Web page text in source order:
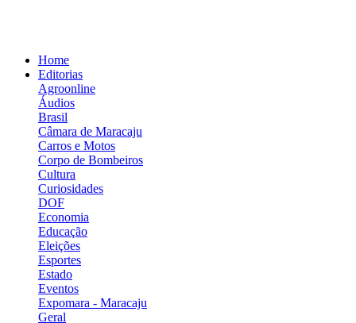
Home
Editorias
Agroonline
Áudios
Brasil
Câmara de Maracaju
Carros e Motos
Corpo de Bombeiros
Cultura
Curiosidades
DOF
Economia
Educação
Eleições
Esportes
Estado
Eventos
Expomara - Maracaju
Geral